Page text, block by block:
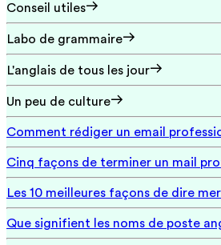
Conseil utiles
Labo de grammaire
L'anglais de tous les jour
Un peu de culture
Comment rédiger un email
Cinq façons de terminer un mail
Les 10 meilleures façons de dire
Que signifient les noms de poste